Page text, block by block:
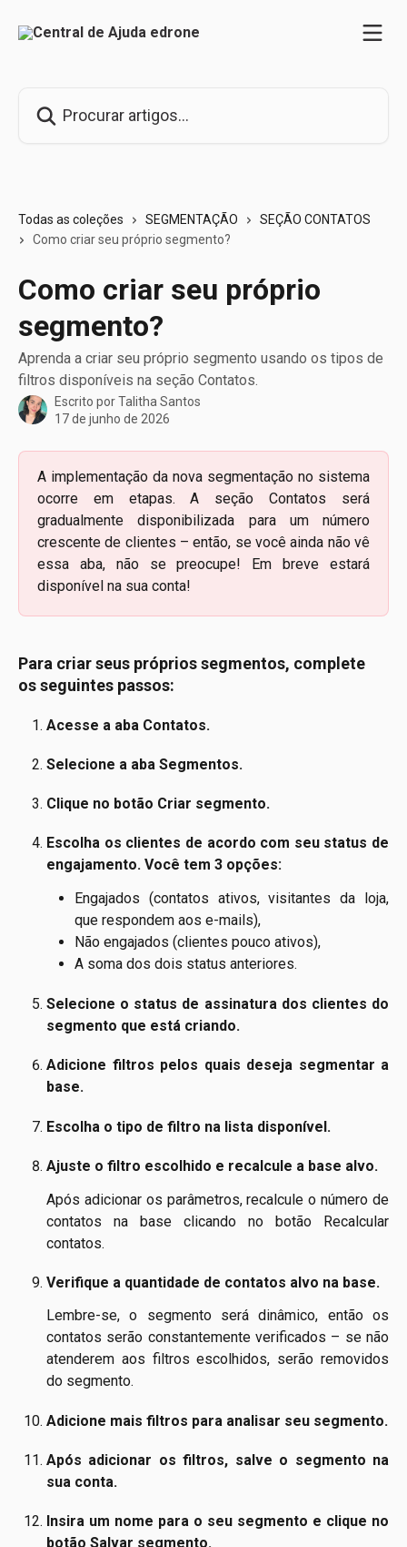
Todas as coleções SEGMENTAÇÃO
SEÇÃO CONTATOS
Como criar seu próprio segmento?
Como criar seu próprio
segmento?
Aprenda a criar seu próprio segmento usando os tipos de
filtros disponíveis na seção Contatos.
Escrito porTalitha Santos
17 de junho de 2026
A implementação da nova segmentação no sistema
ocorre em etapas. A seção Contatos será
gradualmente disponibilizada para um número
crescente de clientes – então, se você ainda não vê
essa aba, não se preocupe! Em breve estará
disponível na sua conta!
Para criar seus próprios segmentos, complete
os seguintes passos:
Acesse a aba Contatos.
Selecione a aba Segmentos.
Clique no botão Criar segmento.
Escolha os clientes de acordo com seu status de
engajamento. Você tem 3 opções:
Engajados (contatos ativos, visitantes da loja,
que respondem aos e-mails),
Não engajados (clientes pouco ativos),
A soma dos dois status anteriores.
Selecione o status de assinatura dos clientes do
segmento que está criando.
Adicione filtros pelos quais deseja segmentar a
base.
Escolha o tipo de filtro na lista disponível.
Ajuste o filtro escolhido e recalcule a base alvo.
Após adicionar os parâmetros, recalcule o número de
contatos na base clicando no botão Recalcular
contatos.
Verifique a quantidade de contatos alvo na base.
Lembre-se, o segmento será dinâmico, então os
contatos serão constantemente verificados – se não
atenderem aos filtros escolhidos, serão removidos
do segmento.
Adicione mais filtros para analisar seu segmento.
Após adicionar os filtros, salve o segmento na
sua conta.
Insira um nome para o seu segmento e clique no
botão Salvar segmento.